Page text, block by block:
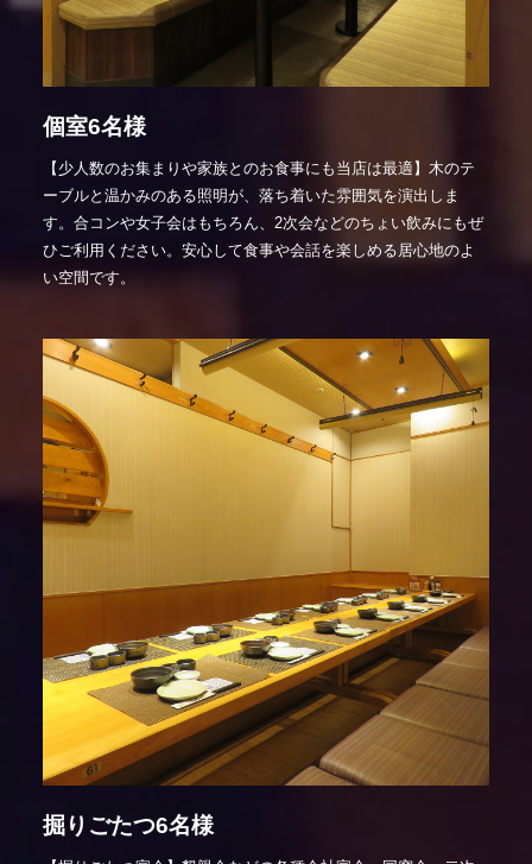
個室6名様
【少人数のお集まりや家族とのお食事にも当店は最適】木のテ
ーブルと温かみのある照明が、落ち着いた雰囲気を演出しま
す。合コンや女子会はもちろん、2次会などのちょい飲みにもぜ
ひご利用ください。安心して食事や会話を楽しめる居心地のよ
い空間です。
掘りごたつ6名様